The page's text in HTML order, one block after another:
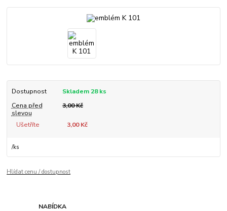
Dostupnost
Skladem 28 ks
Cena před
slevou
3,00 Kč
Ušetříte 3,00 Kč
/ks
Hlídat cenu / dostupnost
NABÍDKA